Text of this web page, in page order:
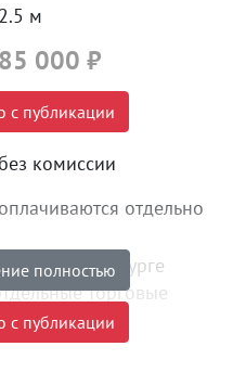
2.5 м
85 000 ₽
с публикации
комиссии
оплачиваются отдельно
г. Екатеринбурге
торговые
на первой
полностью
с публикации